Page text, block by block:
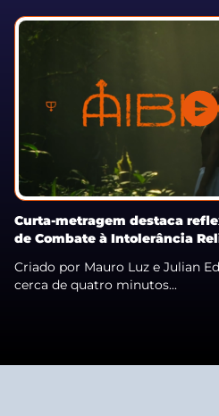
Curta-metragem destaca
de Combate à Intolerância
Criado por Mauro Luz e Julian
cerca de quatro minutos...